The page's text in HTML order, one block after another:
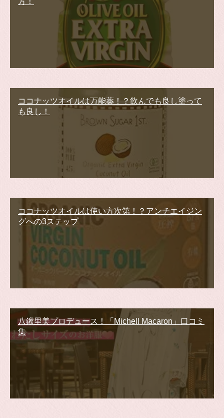
ココナッツオイルは万能薬！？飲んでも良し塗って
も良し！
ココナッツオイルは使い方次第！？アンチエイジン
グへの3ステップ
八鍬里美プロデュース！「Michell Macaron」口コミ
集